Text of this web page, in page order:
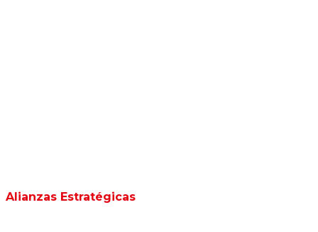
Alianzas Estratégicas